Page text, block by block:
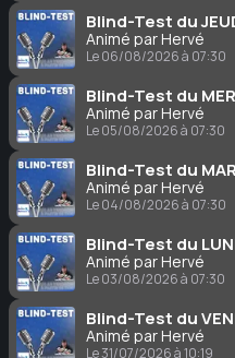
Blind-Test du
Animé par Hervé
Le 06/08/2026 à 07:30
Blind-Test du
Animé par Hervé
Le 05/08/2026 à 07:30
Blind-Test du
Animé par Hervé
Le 04/08/2026 à 07:30
Blind-Test du
Animé par Hervé
Le 03/08/2026 à 07:30
Blind-Test du
Animé par Hervé
Le 31/07/2026 à 10:19